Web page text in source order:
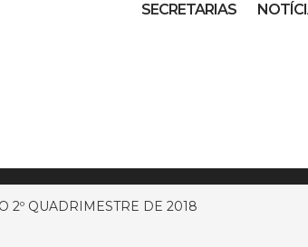
SECRETARIAS
2º QUADRIMESTRE DE 2018